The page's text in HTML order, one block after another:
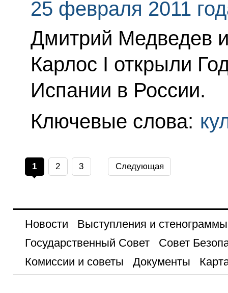
25 февраля 2011
Дмитрий Медведев
Карлос I открыли
Испании в России.
Ключевые слова:
1 2 3 Следующая
Новости
Выступления и стенограммы
Государственный Совет
Совет
Комиссии и советы
Документы